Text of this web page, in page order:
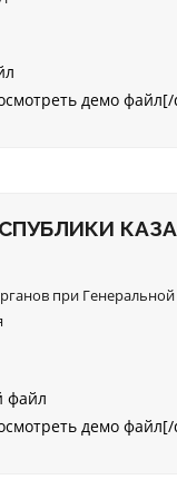
демо
при Генеральной
файл
демо